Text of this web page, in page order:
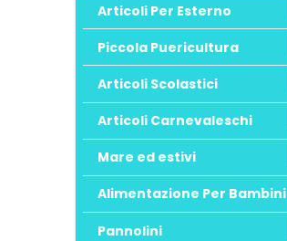
Articoli Per Esterno
Piccola Puericultura
Articoli Scolastici
Articoli Carnevaleschi
Mare ed estivi
Alimentazione Per Bambini
Pannolini